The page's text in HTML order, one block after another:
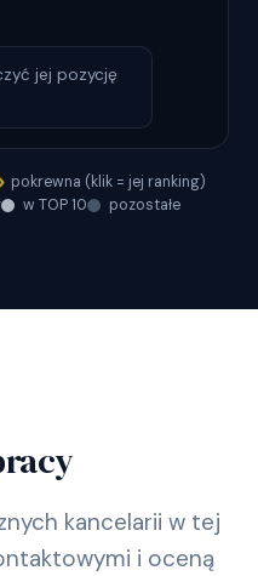
jej pozycję
pokrewna (klik = jej ranking)
w TOP 10 pozostałe
kancelarii w tej
i oceną